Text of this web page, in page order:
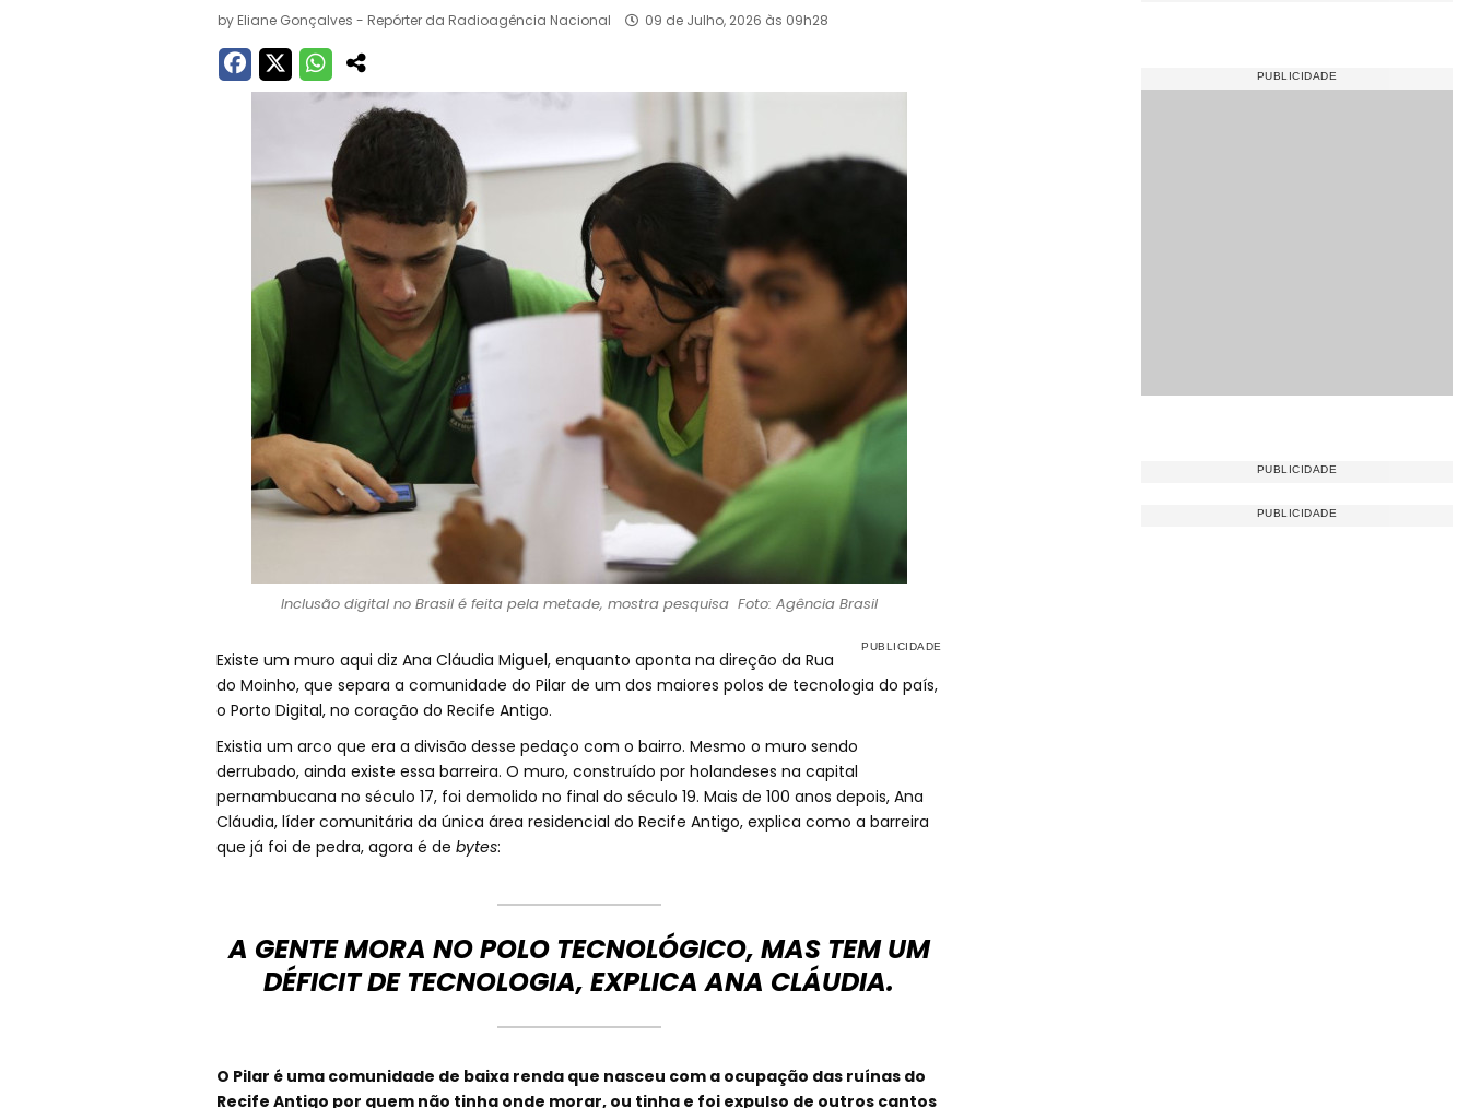
by Eliane Gonçalves - Repórter da Radioagência Nacional 09 de Julho, 2026 às 09h28
Inclusão digital no Brasil é feita pela metade, mostra pesquisa Foto: Agência Brasil
Existe um muro aqui diz Ana Cláudia Miguel, enquanto aponta na direção da Rua
do Moinho, que separa a comunidade do Pilar de um dos maiores polos de tecnologia do país,
o Porto Digital, no coração do Recife Antigo.
Existia um arco que era a divisão desse pedaço com o bairro. Mesmo o muro sendo
derrubado, ainda existe essa barreira. O muro, construído por holandeses na capital
pernambucana no século 17, foi demolido no final do século 19. Mais de 100 anos depois, Ana
Cláudia, líder comunitária da única área residencial do Recife Antigo, explica como a barreira
que já foi de pedra, agora é de bytes:
A GENTE MORA NO POLO TECNOLÓGICO, MAS TEM UM
DÉFICIT DE TECNOLOGIA, EXPLICA ANA CLÁUDIA.
O Pilar é uma comunidade de baixa renda que nasceu com a ocupação das ruínas do
Recife Antigo por quem não tinha onde morar, ou tinha e foi expulso de outros cantos